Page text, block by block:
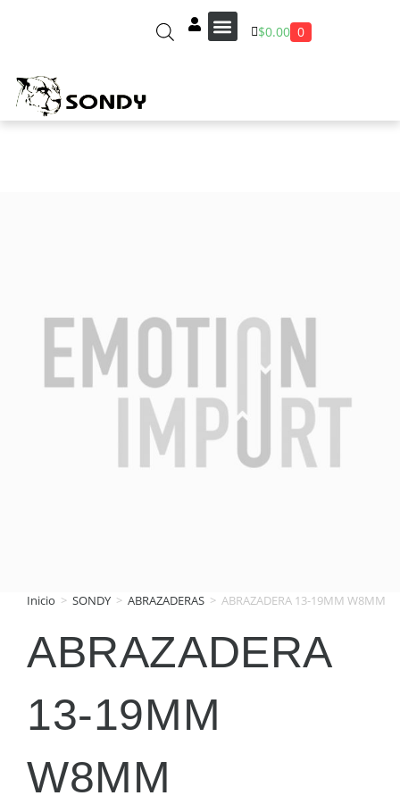
$0.00 0
Inicio > SONDY > ABRAZADERAS > ABRAZADERA 13-19MM W8MM
ABRAZADERA
13-19MM
W8MM